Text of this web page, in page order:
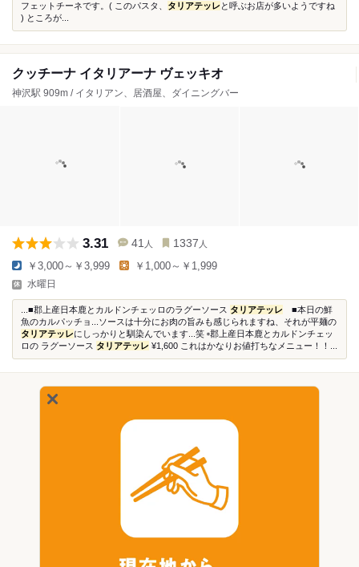
フェットチーネです。( このパスタ、 タリアテッレ と呼ぶお店が多いようですね
) ところが...
クッチーナ イタリアーナ ヴェッキオ
神沢駅 909m / イタリアン、居酒屋、ダイニングバー
3.31 41 人 1337 人
￥3,000～￥3,999 ￥1,000～￥1,999
水曜日
...■郡上産日本鹿とカルドンチェッロのラグーソース タリアテッレ ■本日の鮮
魚のカルパッチョ...ソースは十分にお肉の旨みも感じられますね、それが平麺の
タリアテッレにしっかりと馴染んでいます...笑 ▫️郡上産日本鹿とカルドンチェッ
ロの ラグーソース タリアテッレ ¥1,600 これはかなりお値打ちなメニュー！！...